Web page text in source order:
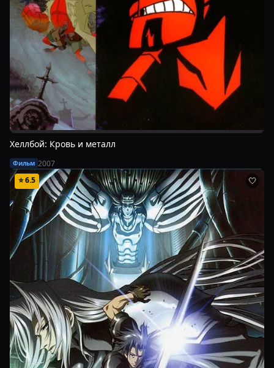
Хеллбой: Кровь и металл
Фильм 2007
⭐6.5 🤍